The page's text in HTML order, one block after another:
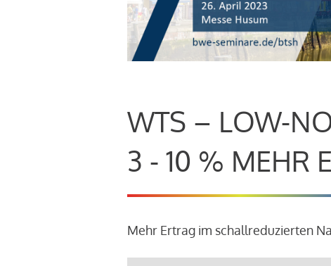
WTS – LOW-
3 - 10 % MEHR
Mehr Ertrag im schallreduzierten